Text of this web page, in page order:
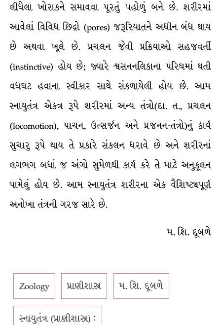
લીધેલા ખોરાકને સમાવવા પૂરતું પહોળું બને છે. શરીરમાં
આવેલાં વિવિધ છિદ્રો (pores) જરૂરિયાતને અધીન બંધ થાય
છે અથવા ખૂલે છે. પ્રચલન જેવી પ્રક્રિયાઓ સહજવર્તી
(instinctive) હોય છે; જ્યારે શ્વસનનલિકાના પરિઘમાં થતી
વધઘટ હવાના સ્વીકાર સાથે સંકળાયેલી હોય છે. આમ
સ્નાયુતંત્ર એકત્ર રૂપે શરીરમાં અન્ય તંત્રો(દા. ત., પ્રચલન
(locomotion), પાચન, ઉત્સર્જન અને પ્રજનન-તંત્રો)નું કાર્ય
સુચારુ રૂપે થાય તે પ્રકારે સંકલન ધરાવે છે અને શરીરનાં
લગભગ બધાં જ અંગો સુમેળથી કાર્ય કરે તે માટે અનુકૂલન
પામેલું હોય છે. આમ સ્નાયુતંત્ર શરીરના એક વૈશિષ્ટ્યપૂર્ણ
અનોખા તંત્રની ગરજ સારે છે.
મ. શિ. દૂબળે
Zoology પ્રાણીશાસ્ત્ર મ. શિ. દૂબળે
સ્નાયુતંત્ર (પ્રાણીશાસ્ત્ર) :